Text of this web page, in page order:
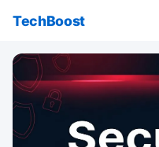
TechBoost